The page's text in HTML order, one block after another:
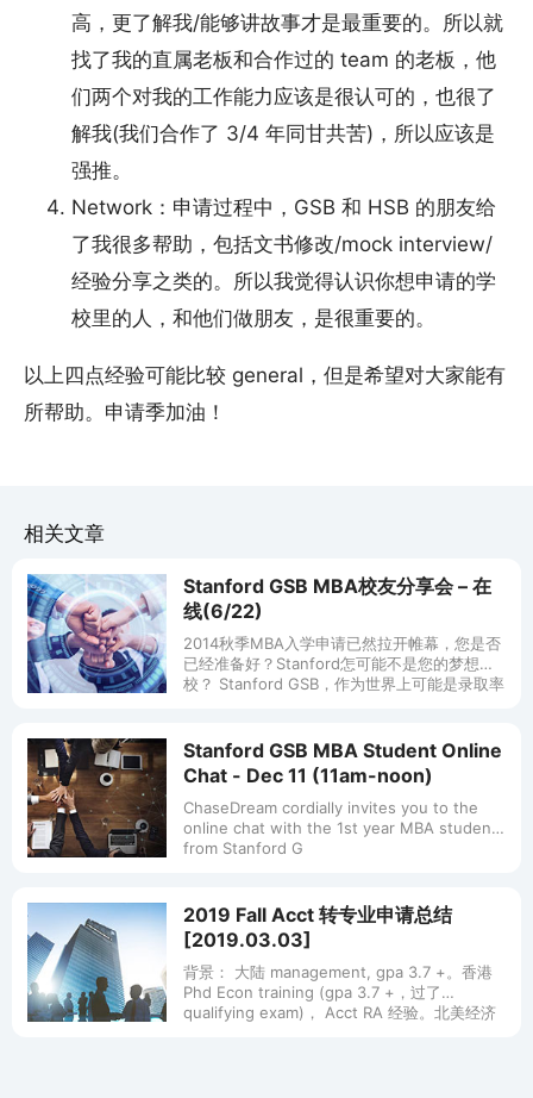
高，更了解我/能够讲故事才是最重要的。所以就
找了我的直属老板和合作过的 team 的老板，他
们两个对我的工作能力应该是很认可的，也很了
解我(我们合作了 3/4 年同甘共苦)，所以应该是
强推。
Network：申请过程中，GSB 和 HSB 的朋友给
了我很多帮助，包括文书修改/mock interview/
经验分享之类的。所以我觉得认识你想申请的学
校里的人，和他们做朋友，是很重要的。
以上四点经验可能比较 general，但是希望对大家能有
所帮助。申请季加油！
相关文章
Stanford GSB MBA校友分享会 – 在
线(6/22)
2014秋季MBA入学申请已然拉开帷幕，您是否
已经准备好？Stanford怎可能不是您的梦想学
校？ Stanford GSB，作为世界上可能是录取率
Stanford GSB MBA Student Online
Chat - Dec 11 (11am-noon)
ChaseDream cordially invites you to the
online chat with the 1st year MBA students
from Stanford G
2019 Fall Acct 转专业申请总结
[2019.03.03]
背景： 大陆 management, gpa 3.7 +。香港
Phd Econ training (gpa 3.7 +，过了
qualifying exam)， Acct RA 经验。北美经济